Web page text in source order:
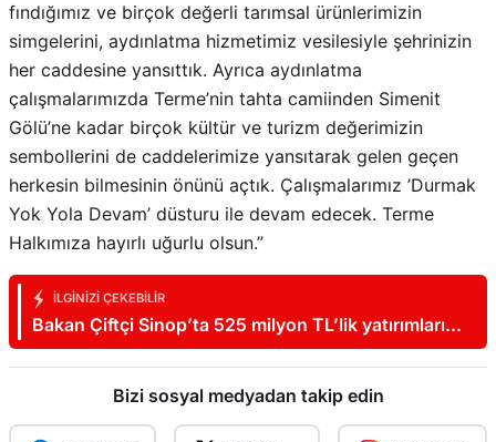
fındığımız ve birçok değerli tarımsal ürünlerimizin
simgelerini, aydınlatma hizmetimiz vesilesiyle şehrinizin
her caddesine yansıttık. Ayrıca aydınlatma
çalışmalarımızda Terme’nin tahta camiinden Simenit
Gölü’ne kadar birçok kültür ve turizm değerimizin
sembollerini de caddelerimize yansıtarak gelen geçen
herkesin bilmesinin önünü açtık. Çalışmalarımız ’Durmak
Yok Yola Devam’ düsturu ile devam edecek. Terme
Halkımıza hayırlı uğurlu olsun.”
İLGINIZI ÇEKEBILIR
Bakan Çiftçi Sinop’ta 525 milyon TL’lik yatırımları
açtı: “Devlet vatandaşına daha hızlı ulaşacak”
Bizi sosyal medyadan takip edin